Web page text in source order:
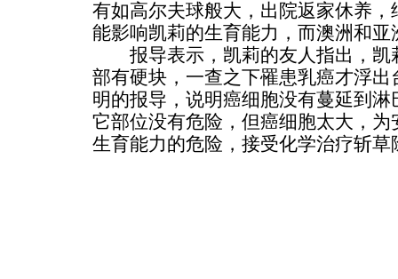
有如高尔夫球般大，出院返家休养
能影响凯莉的生育能力，而澳洲和
报导表示，凯莉的友人指出，凯
部有硬块，一查之下罹患乳癌才浮
明的报导，说明癌细胞没有蔓延到
它部位没有危险，但癌细胞太大，
生育能力的危险，接受化学治疗斩草